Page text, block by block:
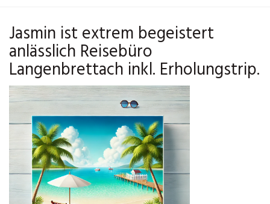
Jasmin ist extrem begeistert
anlässlich Reisebüro
Langenbrettach inkl. Erholungstrip.